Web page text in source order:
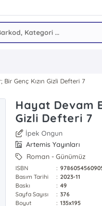
Genç Kızın Gizli Defteri 7
Hayat Devam
Gizli Defteri 7
İpek Ongun
Artemis Yayınları
Roman - Günümüz
ISBN :
Basım Tarihi
: 2023-11
Baskı
: 49
Sayfa Sayısı
: 376
Boyut
: 135x195